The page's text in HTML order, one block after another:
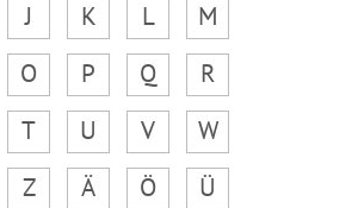
J K L
M
O P Q
R
T U V
W
Z Ä Ö
Ü